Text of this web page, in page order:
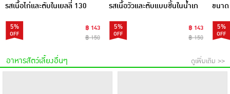
รสเนื้อไก่และตับในเยลลี่ 130
กรัม (1 แพ็ก 6 ชิ้น)
5%
฿ 143
฿ 150
รสเนื้อวัวและตับแบบชิ้นในน้ำเก
รวี่ 130 กรัม (1 แพ็ก 6 ชิ้น)
5%
฿ 143
฿ 150
ขนา
5%
อาหารสัตว์เลี้ยงอื่นๆ ดูเพิ่มเติม >>